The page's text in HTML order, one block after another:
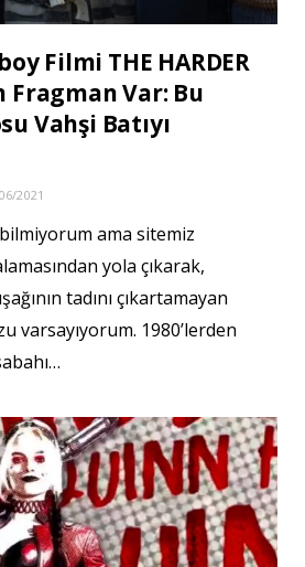
Filmi THE HARDER
Fragman Var: Bu
Vahşi Batıyı
2021
bilmiyorum ama sitemiz
yola çıkarak,
tadını çıkartamayan
varsayıyorum. 1980’lerden